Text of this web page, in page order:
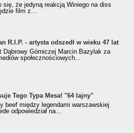
się, że jedyną reakcją Winiego na diss
film z...
R.I.P. - artysta odszedł w wieku 47 lat
Dąbrowy Górniczej Marcin Bazylak za
społecznościowych...
Tego Typa Mesa! "64 lajny"
beef między legendami warszawskiej
odpowiedział na...